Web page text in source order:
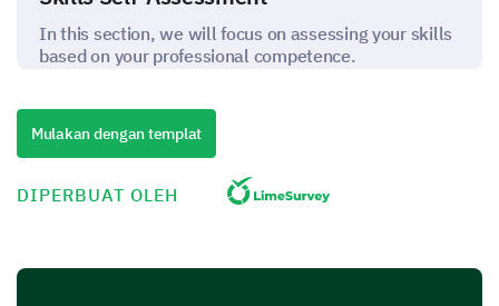
In this section, we will focus on assessing your skills
based on your professional competence.
following skills from 1-5 (1 being the least and
5 being the most effective)
Mulakan dengan templat
DIPERBUAT OLEH